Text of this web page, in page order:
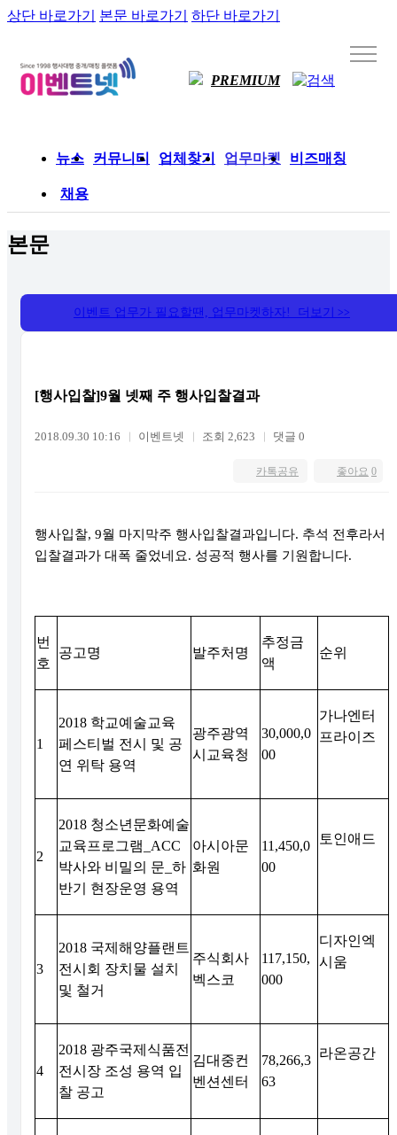
상단 바로가기 본문 바로가기 하단 바로가기
PREMIUM
뉴스 커뮤니티 업체찾기 업무마켓 비즈매칭
채용
본문
이벤트 업무가 필요할땐, 업무마켓하자! 더보기 >>
[행사입찰]9월 넷째 주 행사입찰결과
2018.09.30 10:16 이벤트넷 조회 2,623 댓글 0
좋아요 0
카톡공유
행사입찰, 9월 마지막주 행사입찰결과입니다. 추석 전후라서
입찰결과가 대폭 줄었네요. 성공적 행사를 기원합니다.
번
호
공고명 발주처명
추정금
액
순위
1
2018 학교예술교육
페스티벌 전시 및 공
연 위탁 용역
광주광역
시교육청
30,000,0
00
가나엔터
프라이즈
2
2018 청소년문화예술
교육프로그램
_ACC
박사와 비밀의 문 하
반기 현장운영 용역
아시아문
화원
11,450,0
00
토인애드
3
2018 국제해양플랜트
전시회 장치물 설치
및 철거
주식회사
벡스코
117,150,
000
디자인엑
시움
4
2018 광주국제식품전
전시장 조성 용역 입
찰 공고
김대중컨
벤션센터
78,266,3
63
라온공간